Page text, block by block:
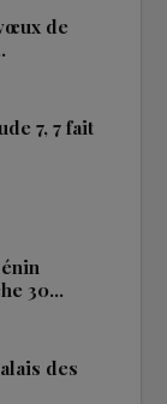
de
7, 7 fait
30…
des